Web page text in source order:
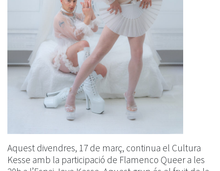
Aquest divendres, 17 de març, continua el Cultura
Kesse amb la participació de Flamenco Queer a les